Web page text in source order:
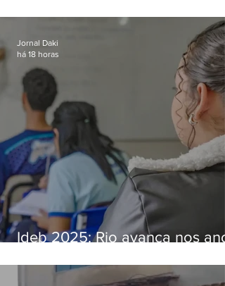
Bangu
Ideb 2025: Rio avança nos
nacional
Jornal Daki
há 18 horas